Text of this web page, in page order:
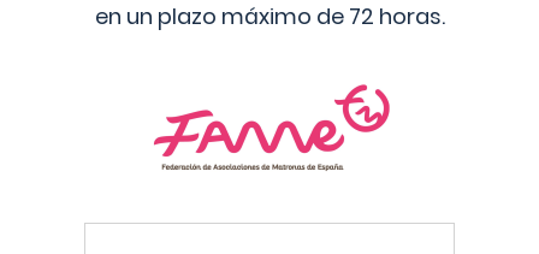
en un plazo máximo de 72 horas.